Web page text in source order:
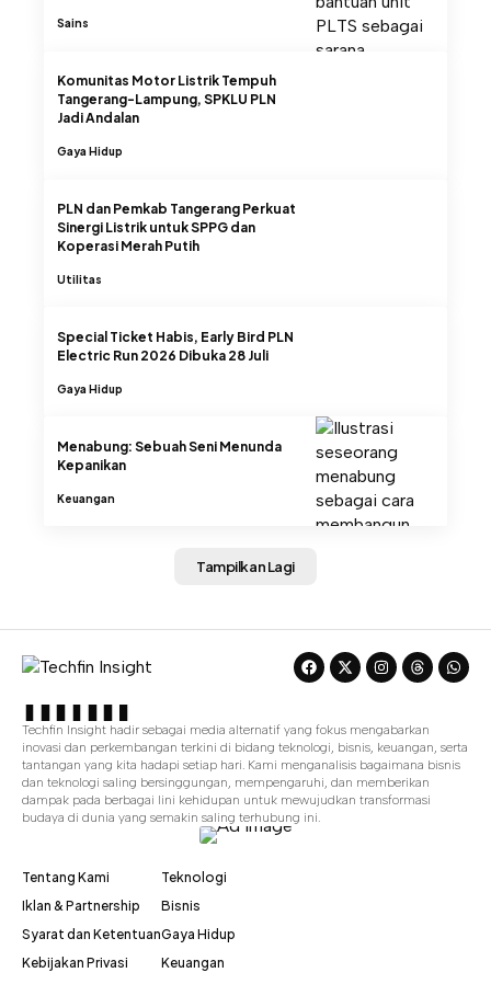
Sains
Komunitas Motor Listrik Tempuh
Tangerang-Lampung, SPKLU PLN
Jadi Andalan
Gaya Hidup
PLN dan Pemkab Tangerang Perkuat
Sinergi Listrik untuk SPPG dan
Koperasi Merah Putih
Utilitas
Special Ticket Habis, Early Bird PLN
Electric Run 2026 Dibuka 28 Juli
Gaya Hidup
Menabung: Sebuah Seni Menunda
Kepanikan
Keuangan
Tampilkan Lagi
Techfin Insight hadir sebagai media alternatif yang fokus mengabarkan
inovasi dan perkembangan terkini di bidang teknologi, bisnis, keuangan, serta
tantangan yang kita hadapi setiap hari. Kami menganalisis bagaimana bisnis
dan teknologi saling bersinggungan, mempengaruhi, dan memberikan
dampak pada berbagai lini kehidupan untuk mewujudkan transformasi
budaya di dunia yang semakin saling terhubung ini.
Tentang Kami
Iklan & Partnership
Syarat dan Ketentuan
Kebijakan Privasi
Teknologi
Bisnis
Gaya Hidup
Keuangan